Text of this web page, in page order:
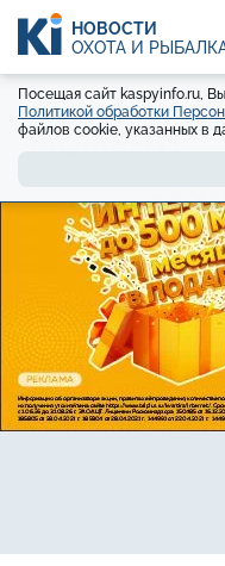
НОВОСТИ
ОХОТА И
Посещая сайт kaspyinfo.ru,
Политикой обработки
файлов cookie, указанных в